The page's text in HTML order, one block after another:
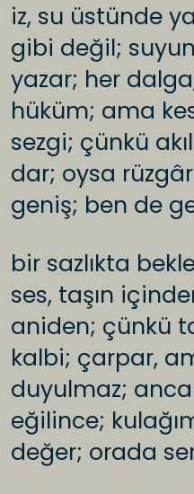
iz, su üstünde
gibi değil;
yazar; her
hüküm; ama
sezgi; çünkü
dar; oysa
geniş; ben de
bir sazlıkta
ses, taşın
aniden; çünkü
kalbi; çarpar,
duyulmaz;
eğilince;
değer; orada